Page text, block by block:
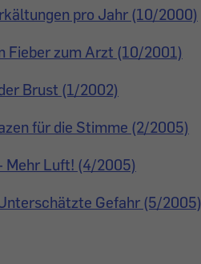
pro Jahr (10/2000)
Fieber zum Arzt (10/2001)
Brust (1/2002)
für die Stimme (2/2005)
Mehr Luft! (4/2005)
Gefahr (5/2005)